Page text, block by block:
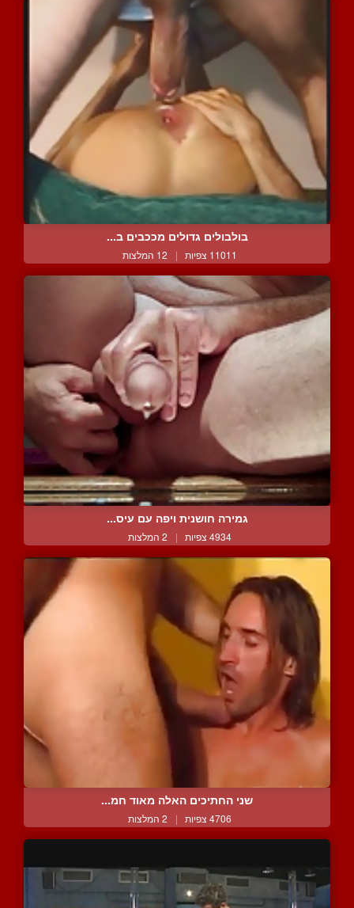
בולבולים גדולים מככבים ב...
11011 צפיות | 12 המלצות
גמירה חושנית ויפה עם עיס...
4934 צפיות | 2 המלצות
שני החתיכים האלה מאוד חמ...
4706 צפיות | 2 המלצות